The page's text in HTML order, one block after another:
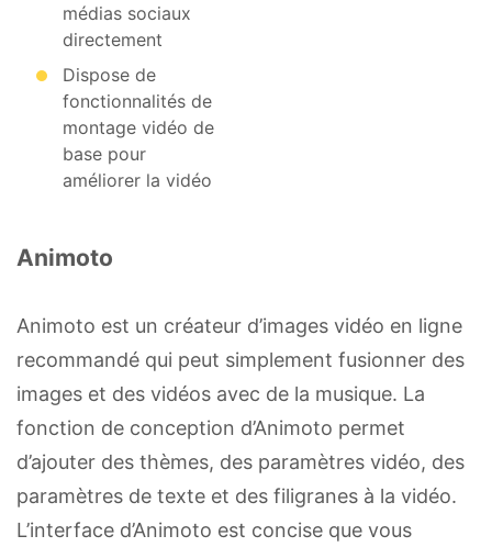
médias sociaux
directement
Dispose de
fonctionnalités de
montage vidéo de
base pour
améliorer la vidéo
Animoto
Animoto est un créateur d’images vidéo en ligne
recommandé qui peut simplement fusionner des
images et des vidéos avec de la musique. La
fonction de conception d’Animoto permet
d’ajouter des thèmes, des paramètres vidéo, des
paramètres de texte et des filigranes à la vidéo.
L’interface d’Animoto est concise que vous